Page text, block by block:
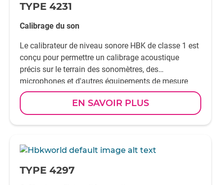
TYPE 4231
Calibrage du son
Le calibrateur de niveau sonore HBK de classe 1 est
conçu pour permettre un calibrage acoustique
précis sur le terrain des sonomètres, des
microphones et d'autres équipements de mesure
acoustique.
EN SAVOIR PLUS
-
TYPE 4297